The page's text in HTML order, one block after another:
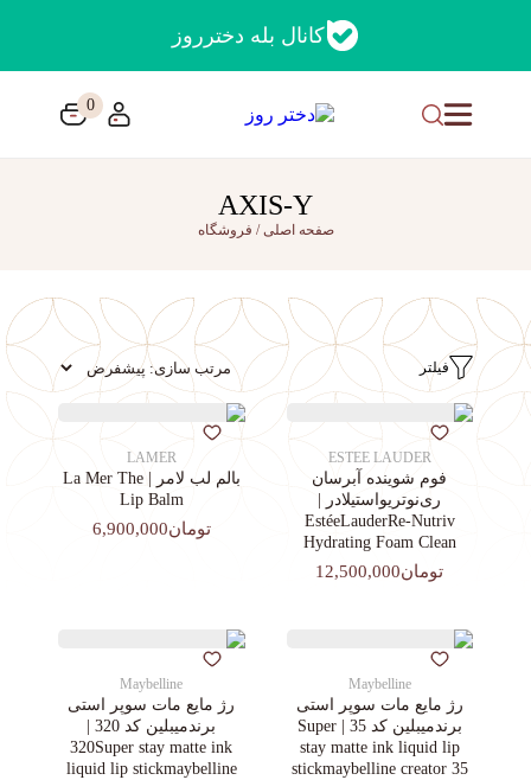
کانال بله دخترروز
0
AXIS-Y
صفحه اصلی/ فروشگاه
فیلتر
ESTEE LAUDER
فوم شوینده آبرسان
ری‌نوتریواستیلادر |
EstéeLauderRe-Nutriv
Hydrating Foam Clean
تومان12,500,000
LAMER
بالم لب لامر | La Mer The
Lip Balm
تومان6,900,000
Maybelline
رژ مایع مات سوپر استی‌
برندمیبلین کد 35 | Super
stay matte ink liquid lip
stickmaybelline creator 35
Maybelline
رژ مایع مات سوپر استی‌
برندمیبلین کد 320 |
320Super stay matte ink
liquid lip stickmaybelline